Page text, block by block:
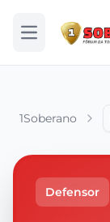
Abrir menu
1Soberano
Defensor